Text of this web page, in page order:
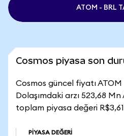
ATOM - BRL
Cosmos piyasa son
Cosmos güncel fiyatı ATOM
Dolaşımdaki arzı 523,68
toplam piyasa değeri
PIYASA DEĞERI